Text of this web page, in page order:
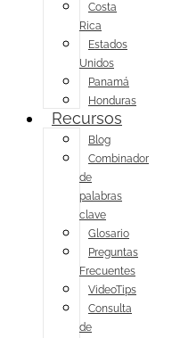
Costa
Rica
Estados
Unidos
Panamá
Honduras
Recursos
Blog
Combinador
de
palabras
clave
Glosario
Preguntas
Frecuentes
VideoTips
Consulta
de